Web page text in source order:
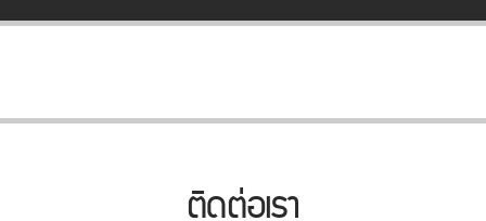
ติดต่อเรา